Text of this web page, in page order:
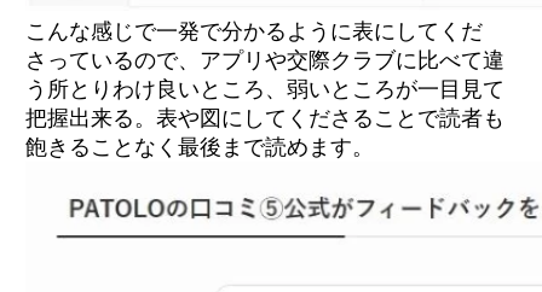
こんな感じで一発で分かるように表にしてくだ
さっているので、アプリや交際クラブに比べて違
う所とりわけ良いところ、弱いところが一目見て
把握出来る。表や図にしてくださることで読者も
飽きることなく最後まで読めます。